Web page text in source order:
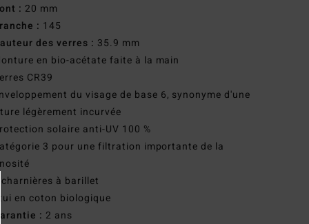
: 20 mm
: 145
des verres : 35.9 mm
en bio-acétate faite à la main
CR39
du visage de base 6, synonyme d'une
légèrement incurvée
solaire anti-UV 100 %
3 pour une filtration importante de la
5 charnières à barillet
Étui en coton biologique
Garantie : 2 ans